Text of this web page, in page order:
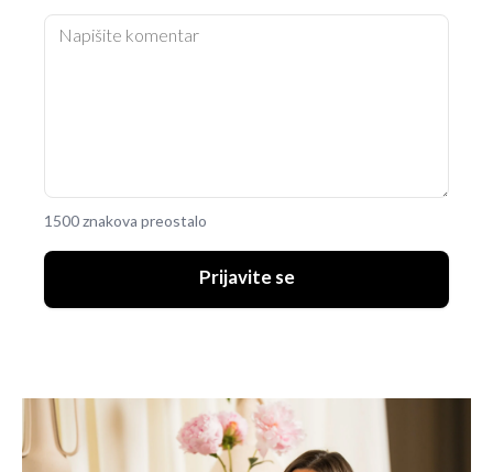
1500 znakova preostalo
Prijavite se